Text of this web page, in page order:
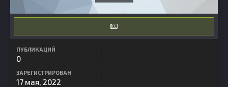
ПУБЛИКАЦИЙ
0
ЗАРЕГИСТРИРОВАН
17 мая, 2022